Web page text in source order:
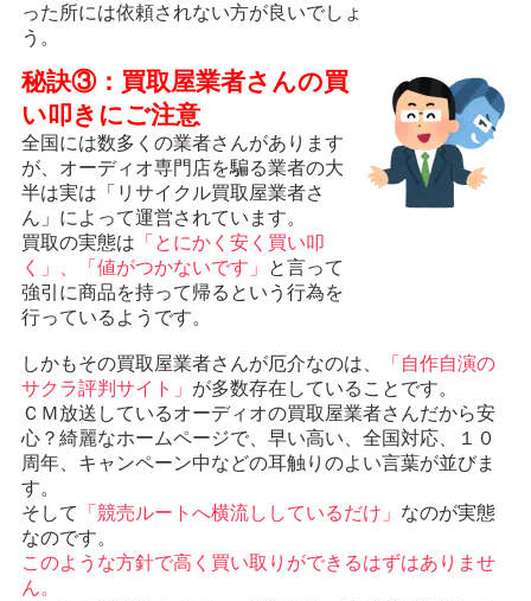
った所には依頼されない方が良いでしょ
う。
秘訣③：買取屋業者さんの買
い叩きにご注意
全国には数多くの業者さんがあります
が、オーディオ専門店を騙る業者の大
半は実は「リサイクル買取屋業者さ
ん」によって運営されています。
買取の実態は 「とにかく安く買い叩
く」、「値がつかないです」
と言って
強引に商品を持って帰るという行為を
行っているようです。
しかもその買取屋業者さんが厄介なのは、
「自作自演の
サクラ評判サイト」 が多数存在していることです。
ＣＭ放送しているオーディオの買取屋業者さんだから安
心？綺麗なホームページで、早い高い、全国対応、１０
周年、キャンペーン中などの耳触りのよい言葉が並びま
す。
そして
「競売ルートへ横流ししているだけ」 なのが実態
なのです。
このような方針で高く買い取りができるはずはありませ
ん。